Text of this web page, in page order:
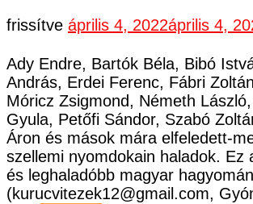
frissítve április 4, 2022április 4,
Ady Endre, Bartók Béla, Bibó
András, Erdei Ferenc, Fábri
Móricz Zsigmond, Németh
Gyula, Petőfi Sándor, Szabó
Áron és mások mára elfeledett-
szellemi nyomdokain haladok. Ez
és leghaladóbb magyar
(kurucvitezek12@gmail.com,